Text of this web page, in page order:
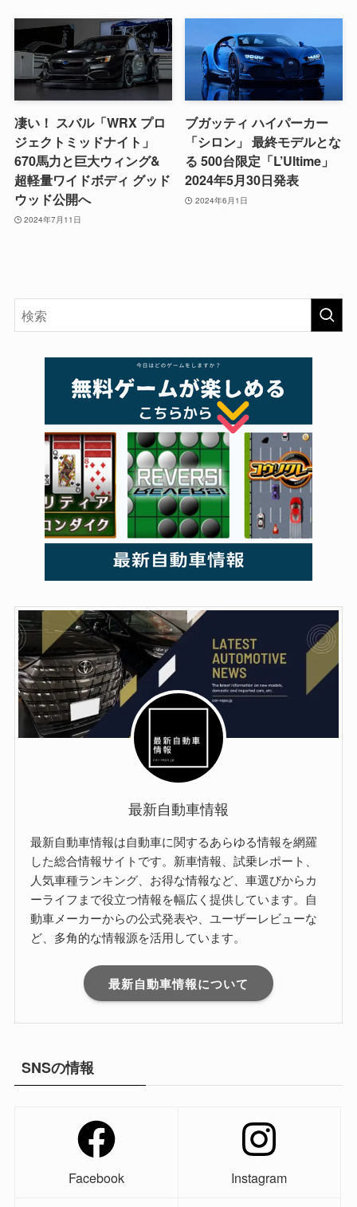
凄い！ スバル「WRX プロ
ジェクトミッドナイト」
670馬力と巨大ウィング&
超軽量ワイドボディ グッド
ウッド公開へ
2024年7月11日
ブガッティ ハイパーカー
「シロン」 最終モデルとな
る 500台限定「L’Ultime」
2024年5月30日発表
2024年6月1日
最新自動車情報
最新自動車情報は自動車に関するあらゆる情報を網羅
した総合情報サイトです。新車情報、試乗レポート、
人気車種ランキング、お得な情報など、車選びからカ
ーライフまで役立つ情報を幅広く提供しています。自
動車メーカーからの公式発表や、ユーザーレビューな
ど、多角的な情報源を活用しています。
最新自動車情報について
SNSの情報
Facebook Instagram